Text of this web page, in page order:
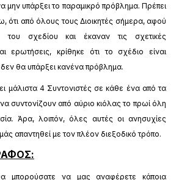
μην υπάρξει το παραμικρό πρόβλημα. Πρέπει
ότι από όλους τους Διοικητές σήμερα, αφού
σχεδίου και έκαναν τις σχετικές
ερωτήσεις, κρίθηκε ότι το σχέδιο είναι
δεν θα υπάρξει κανένα πρόβλημα.
μάλιστα 4 Συντονιστές σε κάθε ένα από τα
συντονίζουν από αύριο κιόλας το πρωί όλη
Άρα, λοιπόν, όλες αυτές οι ανησυχίες
απαντηθεί με τον πλέον διεξοδικό τρόπο.
να μας αναφέρετε κάποια